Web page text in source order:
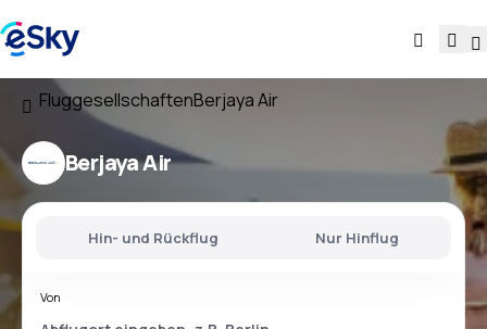
FluggesellschaftenBerjaya Air
Berjaya Air
Hin- und Rückflug Nur Hinflug
Von